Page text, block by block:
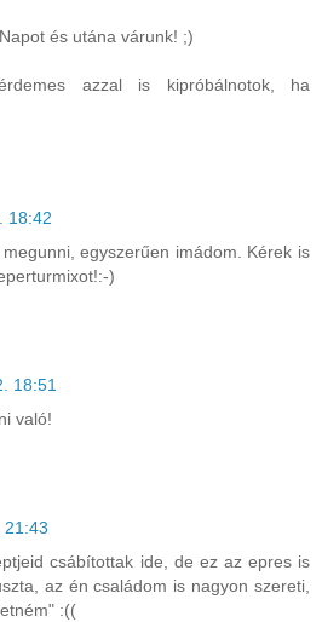
és utána várunk! ;)
azzal is kipróbálnotok, ha
18:42
egyszerűen imádom. Kérek is
)
18:51
való!
21:43
csábítottak ide, de ez az epres is
az én családom is nagyon szereti,
:((